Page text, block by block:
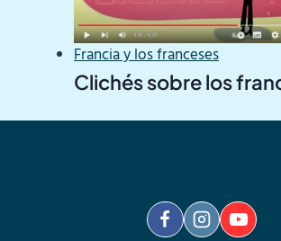
Francia y los franceses
Clichés sobre los